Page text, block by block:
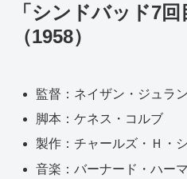
「シンドバッド7回
（1958）
監督：ネイザン・ジュラン
脚本：ケネス・コルブ
製作：チャールズ・Ｈ・
音楽：バーナード・ハー